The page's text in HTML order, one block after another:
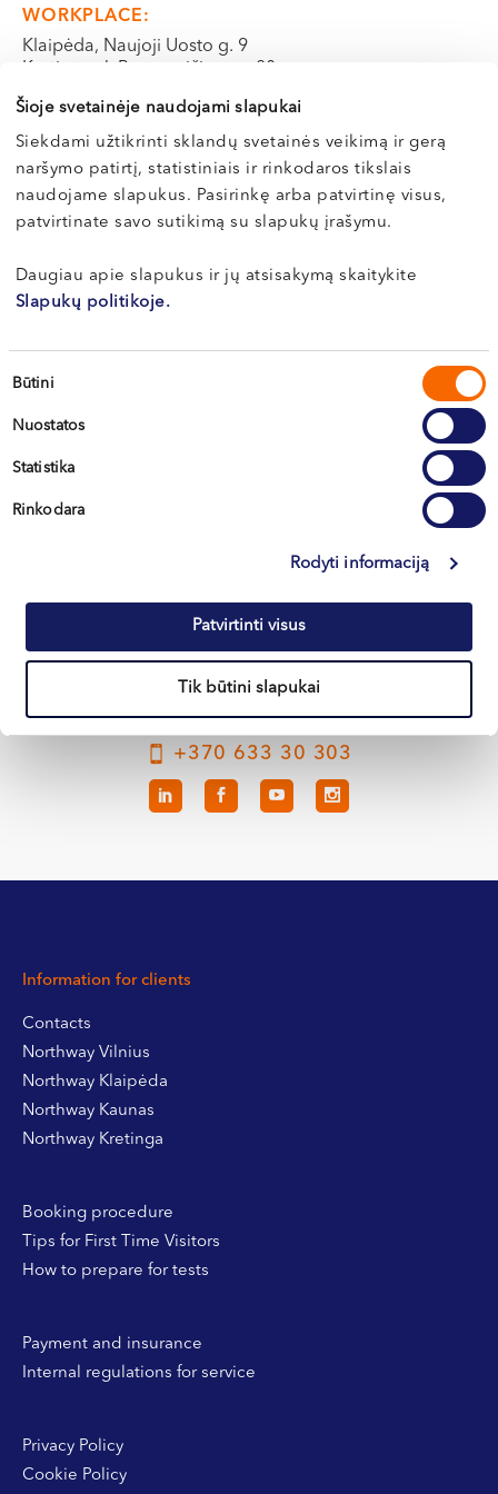
Šioje svetainėje naudojami slapukai
Siekdami užtikrinti sklandų svetainės veikimą ir gerą
naršymo patirtį, statistiniais ir rinkodaros tikslais
naudojame slapukus. Pasirinkę arba patvirtinę visus,
patvirtinate savo sutikimą su slapukų įrašymu.
Daugiau apie slapukus ir jų atsisakymą skaitykite
Slapukų politikoje.
Sutikimo
Būtini
Nuostatos
Statistika
Rinkodara
Rodyti informaciją
Patvirtinti visus
Tik būtini slapukai
VI, VII --
WORKPLACE:
Klaipėda, Naujoji Uosto g. 9
BOOK ONLINE
Kretinga
+370 633 30 303
Information for clients
Contacts
Northway Vilnius
Northway Klaipėda
Northway Kaunas
Northway Kretinga
Booking procedure
Tips for First Time Visitors
How to prepare for tests
Payment and insurance
Internal regulations for service
Privacy Policy
Cookie Policy